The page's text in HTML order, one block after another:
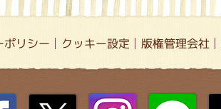
ポリシー クッキー設定 版権管理会社